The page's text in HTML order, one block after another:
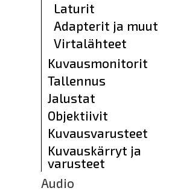
Laturit
Adapterit ja muut
Virtalähteet
Kuvausmonitorit
Tallennus
Jalustat
Objektiivit
Kuvausvarusteet
Kuvauskärryt ja
varusteet
Audio